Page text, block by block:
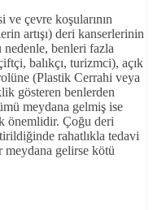
ve çevre koşularının
artışı) deri kanserlerinin
nedenle, benleri fazla
balıkçı, turizmci), açık
(Plastik Cerrahi veya
gösteren benlerden
meydana gelmiş ise
önemlidir. Çoğu deri
rahatlıkla tedavi
gelirse kötü